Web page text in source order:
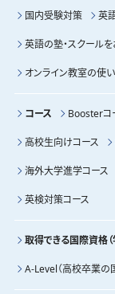
国内受験対策 英
英語の塾・スクール
オンライン教室の使
コース Boosterコ
高校生向けコース
海外大学進学コース
英検対策コース
取得できる国際資格（
A-Level（高校卒業の